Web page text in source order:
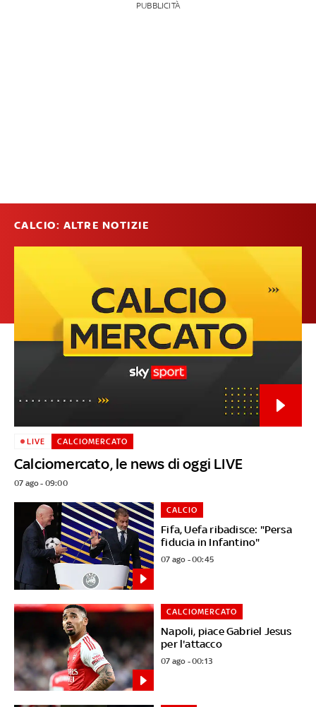
PUBBLICITÀ
CALCIO: ALTRE NOTIZIE
Calciomercato, le news di oggi LIVE
LIVE CALCIOMERCATO
07 ago - 09:00
Fifa, Uefa ribadisce: "Persa
fiducia in Infantino"
CALCIO
07 ago - 00:45
Napoli, piace Gabriel Jesus
per l'attacco
CALCIOMERCATO
07 ago - 00:13